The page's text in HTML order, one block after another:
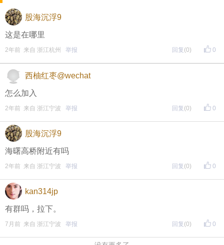
股海沉浮9
这是在哪里
0
2年前 来自 浙江杭州 举报 回复 (0)
西柚红枣@wechat
怎么加入
0
2年前 来自 浙江宁波 举报 回复 (0)
股海沉浮9
海曙高桥附近有吗
0
2年前 来自 浙江宁波 举报 回复 (0)
kan314jp
有群吗，拉下。
0
7月前 来自 浙江宁波 举报 回复 (0)